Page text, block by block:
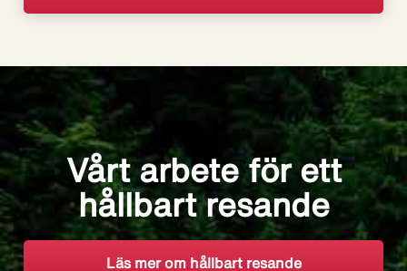
Vårt arbete för ett
hållbart resande
Läs mer om hållbart resande